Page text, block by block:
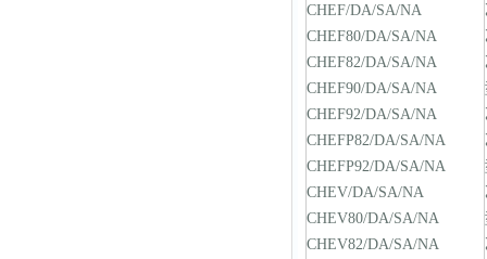
CHEF/DA/SA/NA
CHEF80/DA/SA/NA
CHEF82/DA/SA/NA
CHEF90/DA/SA/NA
CHEF92/DA/SA/NA
CHEFP82/DA/SA/NA
CHEFP92/DA/SA/NA
CHEV/DA/SA/NA
CHEV80/DA/SA/NA
CHEV82/DA/SA/NA